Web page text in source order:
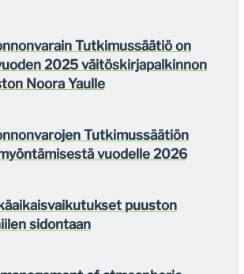
Tutkimussäätiö on
2025 väitöskirjapalkinnon
Noora Yaulle
Tutkimussäätiön
vuodelle 2026
puuston
sidontaan